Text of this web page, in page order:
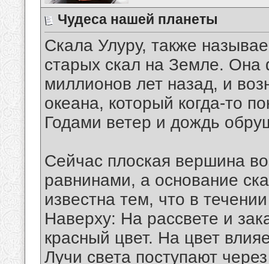
Чудеса нашей планеты
Скала Улуру, также
старых скал на Земле.
миллионов лет назад, и
океана, который когда-то
Годами ветер и дождь
Сейчас плоская вершина
равнинами, а основание
известна тем, что в
Наверху: На рассвете и
красный цвет. На цвет
Лучи света поступают